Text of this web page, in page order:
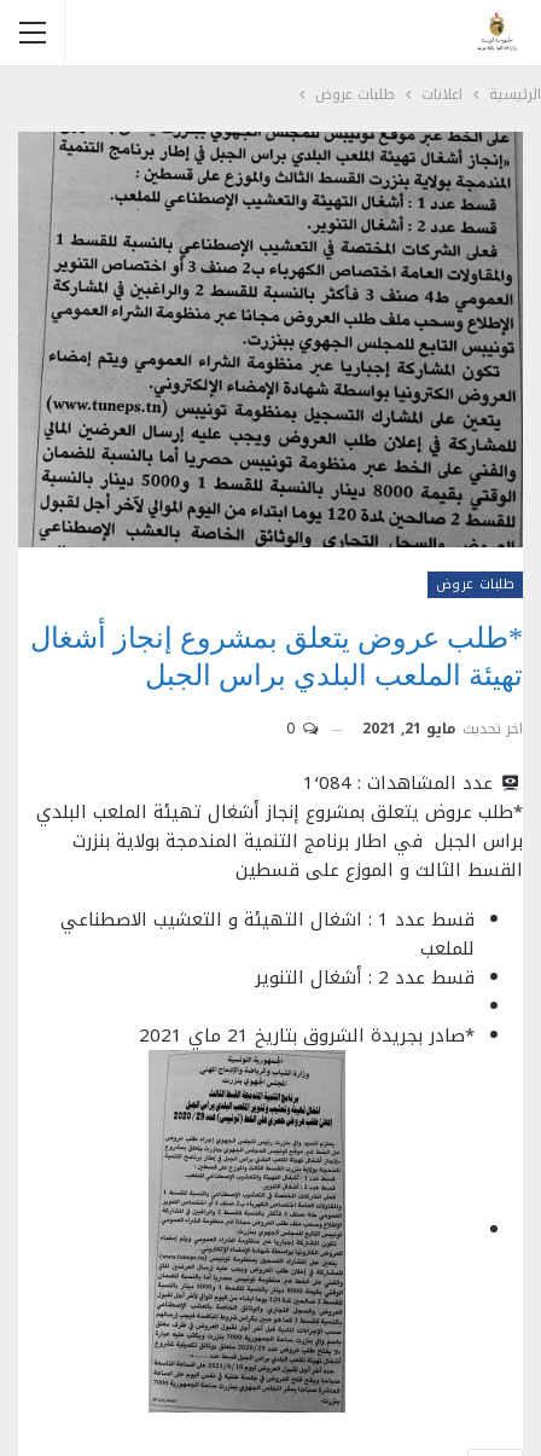
الرئيسية اعلانات طلبات عروض
طلبات عروض
*طلب عروض يتعلق بمشروع إنجاز أشغال
تهيئة الملعب البلدي براس الجبل
اخر تحديث مايو 21, 2021
عدد المشاهدات :1٬084
*طلب عروض يتعلق بمشروع إنجاز أشغال تهيئة الملعب البلدي
براس الجبل في اطار برنامج التنمية المندمجة بولاية بنزرت
القسط الثالث و الموزع على قسطين
قسط عدد 1 : اشغال التهيئة و التعشيب الاصطناعي
للملعب
قسط عدد 2 : أشغال التنوير
*صادر بجريدة الشروق بتاريخ 21 ماي 2021